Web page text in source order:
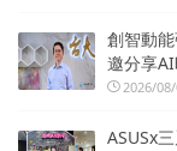
創智動
邀分享
2026/
ASUSx